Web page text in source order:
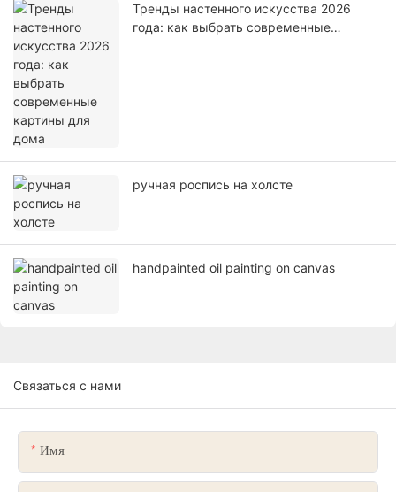
Тренды настенного искусства 2026
года: как выбрать современные
ручная роспись на холсте
handpainted oil painting on canvas
Связаться с нами
Имя